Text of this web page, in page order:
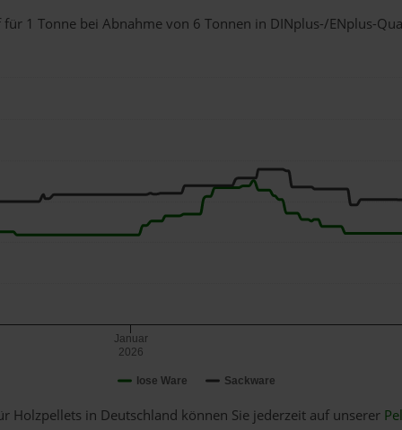
1 Tonne bei Abnahmevon 6 Tonnen in DINplus-/ENplus-
lose Ware Sackware
Januar
2026
Holzpellets in Deutschland können Sie jederzeit auf unserer